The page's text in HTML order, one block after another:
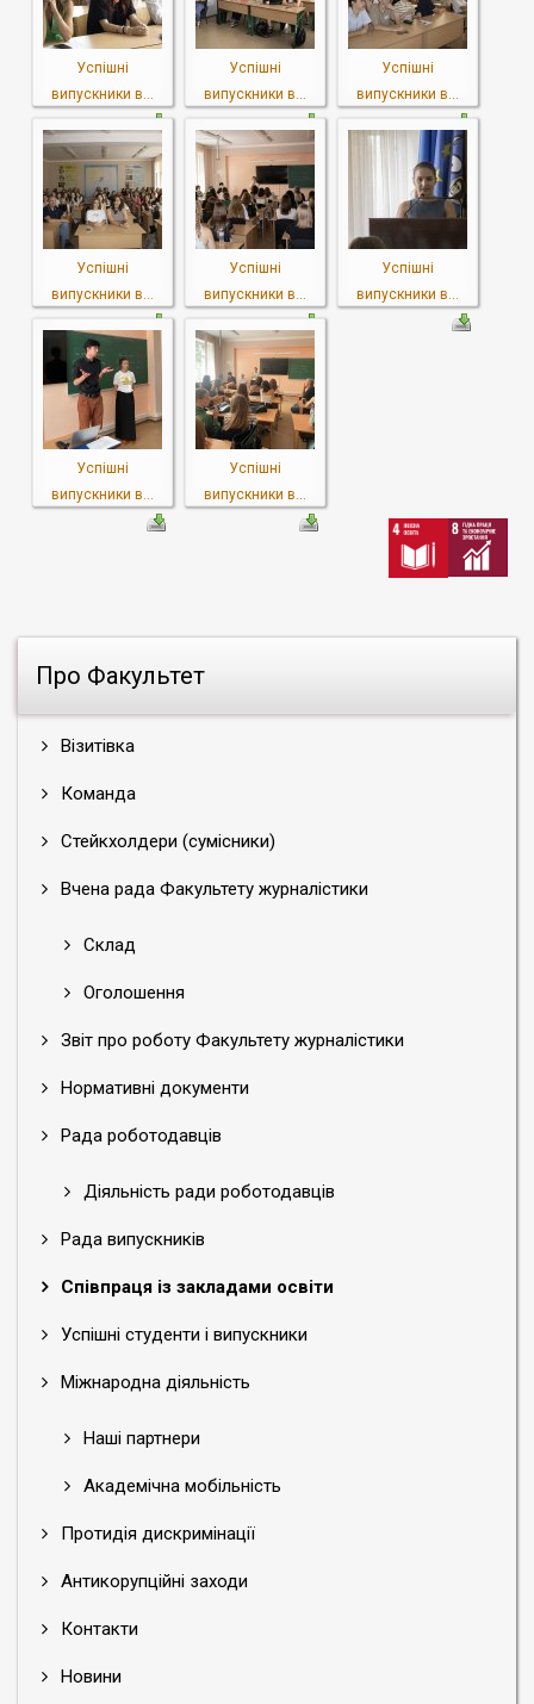
Про Факультет
Візитівка
Команда
Стейкхолдери (сумісники)
Вчена рада Факультету журналістики
Склад
Оголошення
Звіт про роботу Факультету журналістики
Нормативні документи
Рада роботодавців
Діяльність ради роботодавців
Рада випускників
Співпраця із закладами освіти
Успішні студенти і випускники
Міжнародна діяльність
Наші партнери
Академічна мобільність
Протидія дискримінації
Антикорупційні заходи
Контакти
Новини
Успішні
випускники в...
Успішні
випускники в...
Успішні
випускники в...
Успішні
випускники в...
Успішні
випускники в...
Успішні
випускники в...
Успішні
випускники в...
Успішні
випускники в...